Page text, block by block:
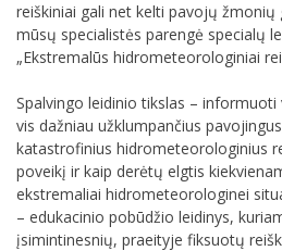
reiškiniai gali net kelti pavojų
mūsų specialistės parengė specialų
„Ekstremalūs hidrometeorologiniai
Spalvingo leidinio tikslas –
vis dažniau užklumpančius
katastrofinius hidrometeorologinius
poveikį ir kaip derėtų elgtis
ekstremaliai hidrometeorologinei
– edukacinio pobūdžio leidinys,
įsimintinesnių, praeityje fiksuotų